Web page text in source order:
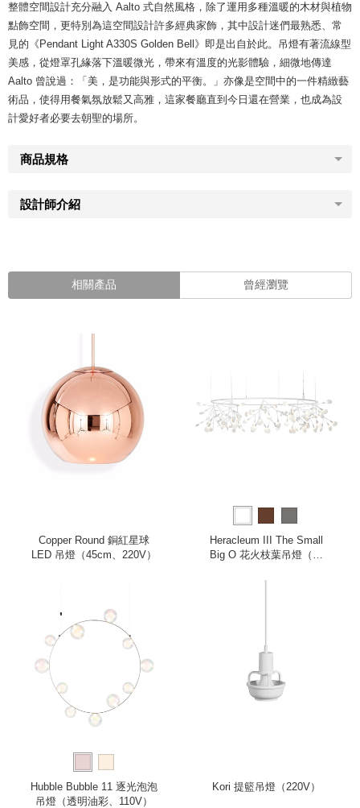
整體空間設計充分融入 Aalto 式自然風格，除了運用多種溫暖的木材與植物
點飾空間，更特別為這空間設計許多經典家飾，其中設計迷們最熟悉、常
見的《Pendant Light A330S Golden Bell》即是出自於此。吊燈有著流線型
美感，從燈罩孔緣落下溫暖微光，帶來有溫度的光影體驗，細微地傳達
Aalto 曾說過：「美，是功能與形式的平衡。」亦像是空間中的一件精緻藝
術品，使得用餐氣氛放鬆又高雅，這家餐廳直到今日還在營業，也成為設
計愛好者必要去朝聖的場所。
商品規格
設計師介紹
相關產品 曾經瀏覽
Copper Round 銅紅星球
LED 吊燈（45cm、220V）
Heracleum III The Small
Big O 花火枝葉吊燈（純
Hubble Bubble 11 逐光泡泡
吊燈（透明油彩、110V）
Kori 提籃吊燈（220V）